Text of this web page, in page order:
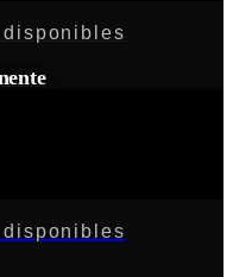
disponibles
disponibles